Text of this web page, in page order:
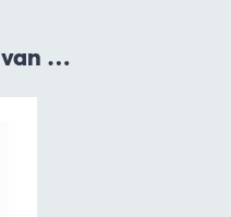
van …